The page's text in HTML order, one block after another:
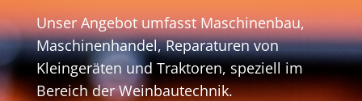
Unser Angebot umfasst Maschinenbau,
Maschinenhandel, Reparaturen von
Kleingeräten und Traktoren, speziell im
Bereich der Weinbautechnik.